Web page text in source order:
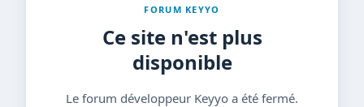
FORUM KEYYO
Ce site n'est plus
disponible
Le forum développeur Keyyo a été fermé.